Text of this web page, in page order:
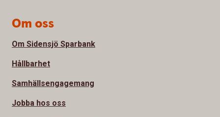
Om oss
Om Sidensjö Sparbank
Hållbarhet
Samhällsengagemang
Jobba hos oss